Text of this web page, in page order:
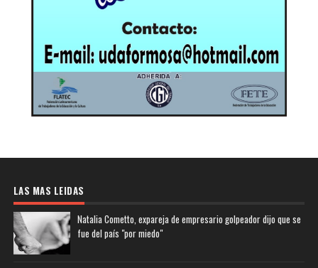
LAS MAS LEIDAS
Natalia Cometto, expareja de empresario golpeador dijo que se
fue del país "por miedo"